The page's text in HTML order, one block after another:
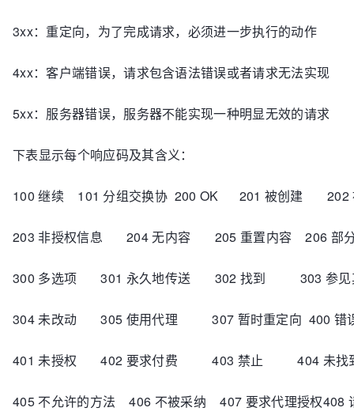
3xx：重定向，为了完成请求，必须进一步执行的动作
4xx：客户端错误，请求包含语法错误或者请求无法实现
5xx：服务器错误，服务器不能实现一种明显无效的请求
下表显示每个响应码及其含义：
100 继续 101 分组交换协 200 OK 201 被创建 202
203 非授权信息 204 无内容 205 重置内容 206 部
300 多选项 301 永久地传送 302 找到 303 参见
304 未改动 305 使用代理 307 暂时重定向 400 错
401 未授权 402 要求付费 403 禁止 404 未找
405 不允许的方法 406 不被采纳 407 要求代理授权408